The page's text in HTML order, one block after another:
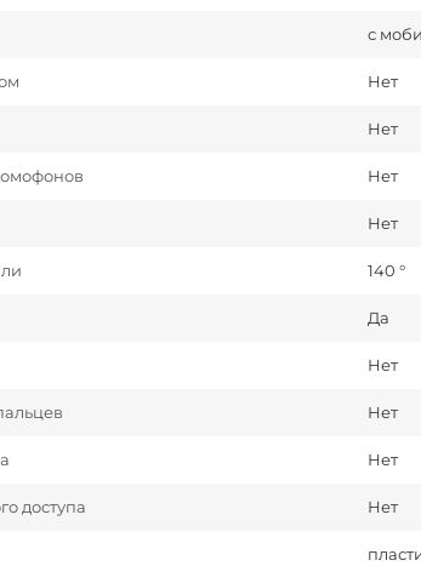
с
Нет
Нет
Нет
Нет
140 °
Да
Нет
Нет
Нет
доступа Нет